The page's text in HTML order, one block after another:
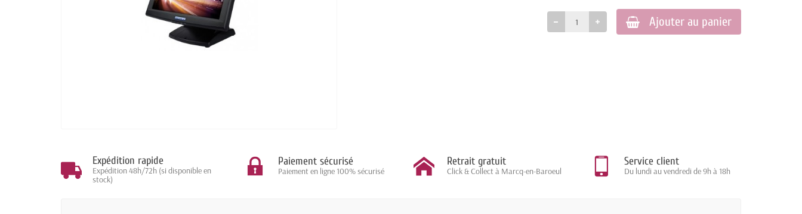
Ajouter au panier
Expédition rapide
Expédition 48h/72h (si disponible en
stock)
Paiement sécurisé
Paiement en ligne 100% sécurisé
Retrait gratuit
Click & Collect à Marcq-en-Baroeul
Service client
Du lundi au vendredi de 9h à 18h